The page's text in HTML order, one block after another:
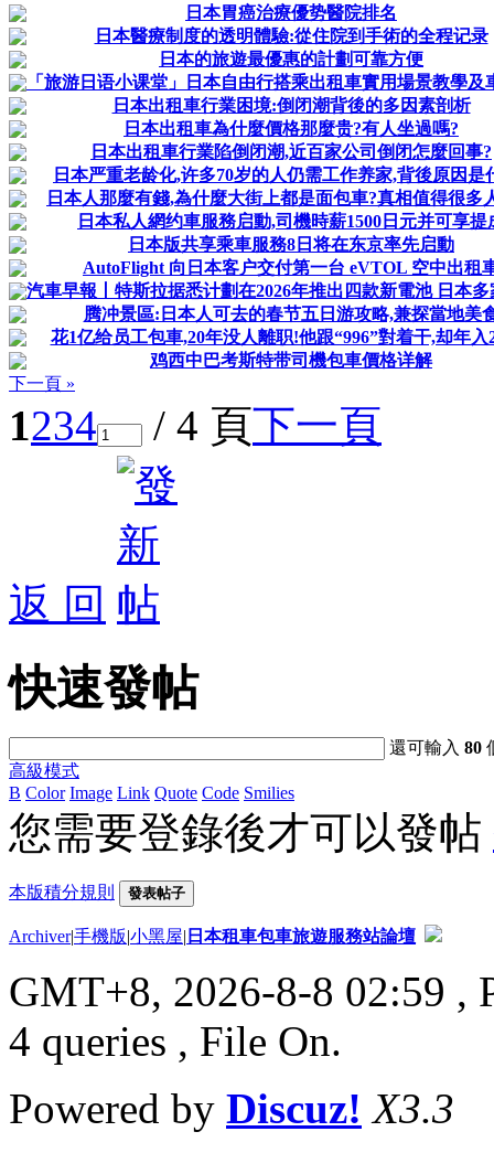
日本胃癌治療優势醫院排名
日本醫療制度的透明體驗:從住院到手術的全程记录
日本的旅遊最優惠的計劃可靠方便
「旅游日语小课堂」日本自由行搭乘出租車實用場景教學及
日本出租車行業困境:倒闭潮背後的多因素剖析
日本出租車為什麼價格那麼贵?有人坐過嗎?
日本出租車行業陷倒闭潮,近百家公司倒闭怎麼回事?
日本严重老龄化,许多70岁的人仍需工作养家,背後原因是
日本人那麼有錢,為什麼大街上都是面包車?真相值得很多
日本私人網约車服務启動,司機時薪1500日元并可享提
日本版共享乘車服務8日将在东京率先启動
AutoFlight 向日本客户交付第一台 eVTOL 空中出租
汽車早報丨特斯拉据悉计劃在2026年推出四款新電池 日本多
腾冲景區:日本人可去的春节五日游攻略,兼探當地美
花1亿给员工包車,20年没人離职!他跟“996”對着干,却年入
鸡西中巴考斯特带司機包車價格详解
下一頁 »
1234 / 4 頁下一頁
返 回
快速發帖
還可輸入80
高級模式
B Color Image Link Quote Code Smilies
您需要登錄後才可以發帖
本版積分規則 發表帖子
Archiver|手機版|小黑屋| 日本租車包車旅遊服務站論壇
GMT+8, 2026-8-8 02:59 ,
4 queries , File On.
Powered by Discuz! X3.3